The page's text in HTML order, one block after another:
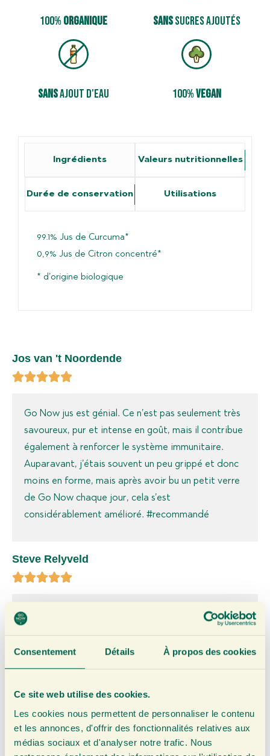
Consentement Détails À propos des cookies
Ce site web utilise des cookies.
Les cookies nous permettent de personnaliser le contenu
et les annonces, d'offrir des fonctionnalités relatives aux
médias sociaux et d'analyser notre trafic. Nous
100% organique sanssucres ajoutés
sans­ajout d'eau 100%vegan
Ingrédients Valeurs nutritionnelles
Durée de conservation Utilisations
99.1% Jus de Curcuma*
0,9% Jus de Citron concentré*
* d’origine biologique
Jos van 't Noordende
Go Now jus est génial. Ce n’est pas seulement très
savoureux, pur et intense en goût, mais il contribue
également à renforcer le système immunitaire.
Auparavant, j’étais souvent un peu grippé et donc
moins en forme, mais après avoir bu un petit verre
de Go Now chaque jour, cela s’est
considérablement amélioré. #recommandé
Steve Relyveld
Bien emballé et expédié avec soin ! Produit de
J’ai déjà utilisé plusieurs bouteilles de 750 ml de pur
jus de gingembre, en infusion, dans le thé, avec de